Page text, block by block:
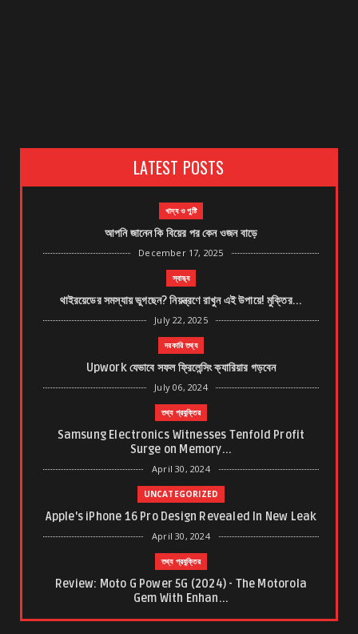
LATEST POSTS
খাদ্য ও পুষ্টি
আপনি জানেন কি বিয়ের পর কেন ওজন বাড়ে
December 17, 2025
স্বাস্থ্য
থাইরয়েডের সমস্যায় ভুগছেন? নিয়ন্ত্রণে রাখুন এই উপায়ে! মুক্তির...
July 22, 2025
দরকারি তথ্য
Upwork যেভাবে সফল ফ্রিলেন্সিং ক্যারিয়ার গড়বেন
July 06, 2024
তথ্য প্রযুক্তির
Samsung Electronics Witnesses Tenfold Profit
Surge on Memory...
April 30, 2024
UNCATEGORIZED
Apple's iPhone 16 Pro Design Revealed In New Leak
April 30, 2024
তথ্য প্রযুক্তির
Review: Moto G Power 5G (2024) - The Motorola
Gem With Enhan...
March 21, 2024